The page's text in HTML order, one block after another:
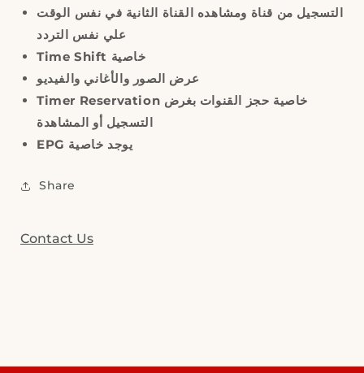
التسجيل من قناة ومشاهده القناة الثانية في نفس الوقت
علي نفس التردد
Time Shift خاصية
عرض الصور والأغاني والفيديو
Timer Reservation خاصية حجز القنوات بغرض
التسجيل أو المشاهدة
EPG
Share
Contact Us